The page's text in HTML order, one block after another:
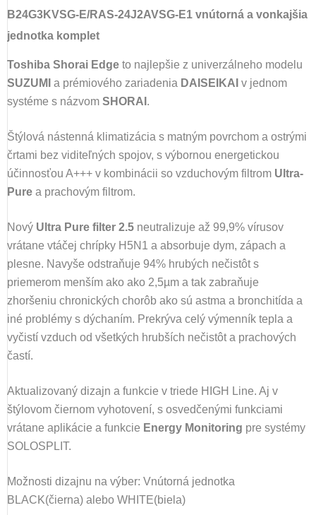
B24G3KVSG-E/RAS-24J2AVSG-E1 vnútorná a vonkajšia
jednotka komplet
Toshiba Shorai Edge to najlepšie z univerzálneho modelu
SUZUMI a prémiového zariadenia DAISEIKAI v jednom
systéme s názvom SHORAI .
Štýlová nástenná klimatizácia s matným povrchom a ostrými
črtami bez viditeľných spojov, s výbornou energetickou
účinnosťou A+++ v kombinácii so vzduchovým filtrom Ultra-
Pure a prachovým filtrom.
Nový Ultra Pure filter 2.5 neutralizuje až 99,9% vírusov
vrátane vtáčej chrípky H5N1 a absorbuje dym, zápach a
plesne. Navyše odstraňuje 94% hrubých nečistôt s
priemerom menším ako ako 2,5µm a tak zabraňuje
zhoršeniu chronických chorôb ako sú astma a bronchitída a
iné problémy s dýchaním. Prekrýva celý výmenník tepla a
vyčistí vzduch od všetkých hrubších nečistôt a prachových
častí.
Aktualizovaný dizajn a funkcie v triede HIGH Line. Aj v
štýlovom čiernom vyhotovení, s osvedčenými funkciami
vrátane aplikácie a funkcie Energy Monitoring pre systémy
SOLOSPLIT.
Možnosti dizajnu na výber: Vnútorná jednotka
BLACK(čierna) alebo WHITE(biela)